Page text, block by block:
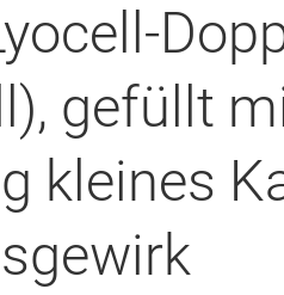
gefüllt
kleines